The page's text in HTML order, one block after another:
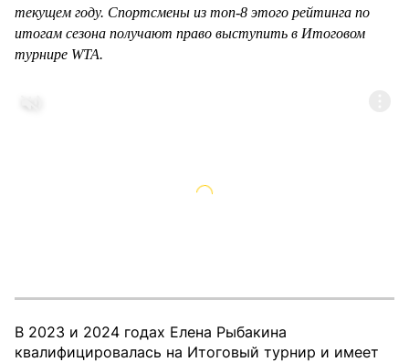
текущем году. Спортсмены из топ-8 этого рейтинга по
итогам сезона получают право выступить в Итоговом
турнире WTA.
В 2023 и 2024 годах Елена Рыбакина
квалифицировалась на Итоговый турнир и имеет